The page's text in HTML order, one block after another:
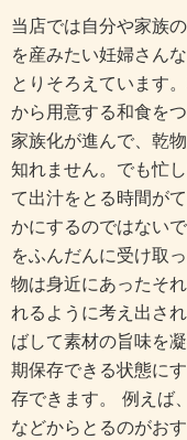
当店では自分や家族
を産みたい妊婦さん
とりそろえています
から用意する和食を
家族化が進んで、乾
知れません。でも忙
て出汁をとる時間が
かにするのではない
をふんだんに受け取
物は身近にあったそ
れるように考え出さ
ばして素材の旨味を
期保存できる状態に
存できます。 例えば
などからとるのがお